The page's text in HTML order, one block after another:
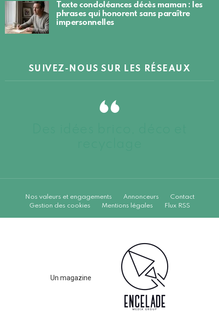
Texte condoléances décès maman : les
phrases qui honorent sans paraître
impersonnelles
SUIVEZ-NOUS SUR LES RÉSEAUX
Nos valeurs et engagements Annonceurs
Contact
Gestion des cookies
Mentions légales Flux RSS
Un magazine